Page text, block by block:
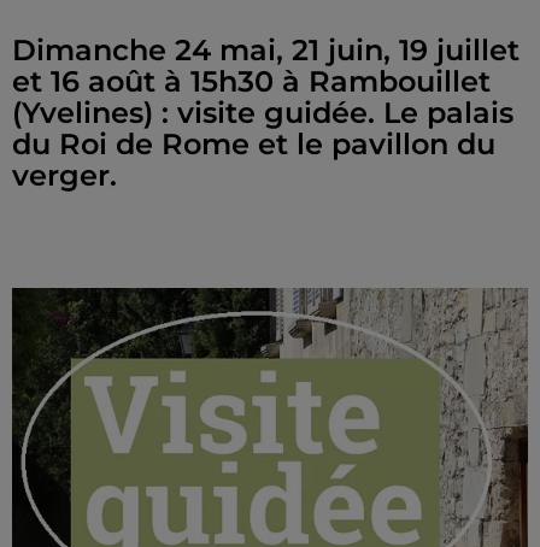
Dimanche 24 mai, 21 juin, 19 juillet
et 16 août à 15h30 à Rambouillet
(Yvelines) : visite guidée. Le palais
du Roi de Rome et le pavillon du
verger.